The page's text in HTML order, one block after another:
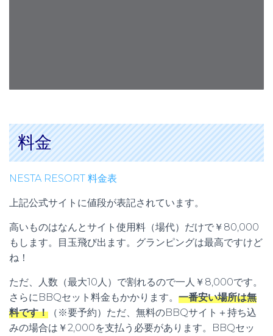
料金
NESTA RESORT 料金表
上記公式サイトに値段が表記されています。
高いものはなんとサイト使用料（場代）だけで￥80,000
もします。目玉飛び出ます。グランピングは最高ですけど
ね！
ただ、人数（最大10人）で割れるので一人￥8,000です。
さらにBBQセット料金もかかります。 一番安い場所は無
料です！ （※要予約）ただ、無料のBBQサイト＋持ち込
みの場合は￥2,000を支払う必要があります。BBQセッ